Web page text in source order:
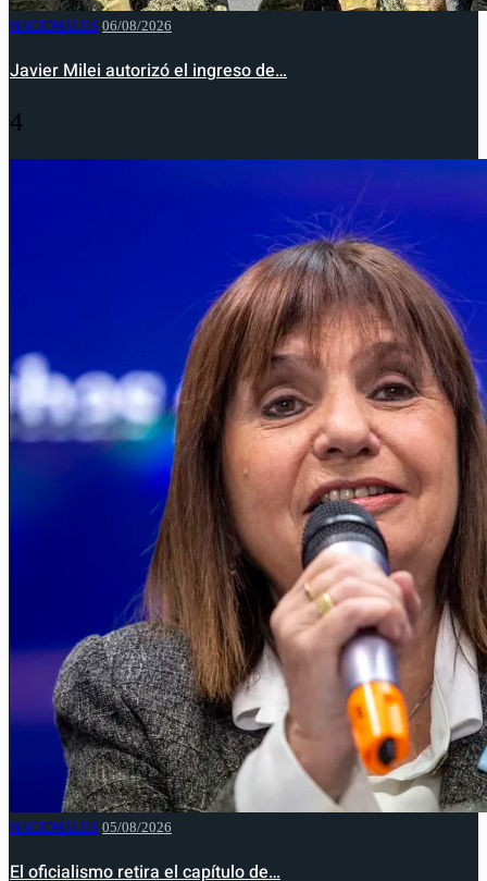
NACIONALES 06/08/2026
Javier Milei autorizó el ingreso de…
4
NACIONALES 05/08/2026
El oficialismo retira el capítulo de…